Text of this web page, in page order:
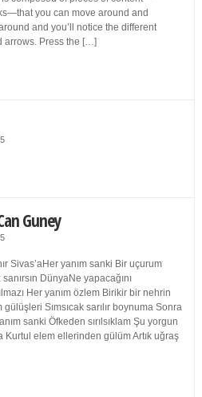
you can move around and
and you’ll notice the different
arrows. Press the […]
Guney
Sivas’aHer yanım sanki Bir uçurum
DünyaNe yapacağını
Her yanım özlem Birikir bir nehrin
Sımsıcak sarılır boynuma Sonra
sanki Öfkeden sırılsıklam Şu yorgun
elem ellerinden gülüm Artık uğraş